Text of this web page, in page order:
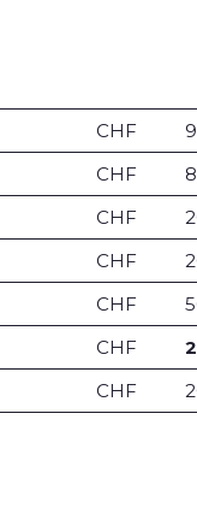
CHF
CHF
CHF
CHF
CHF
CHF
CHF